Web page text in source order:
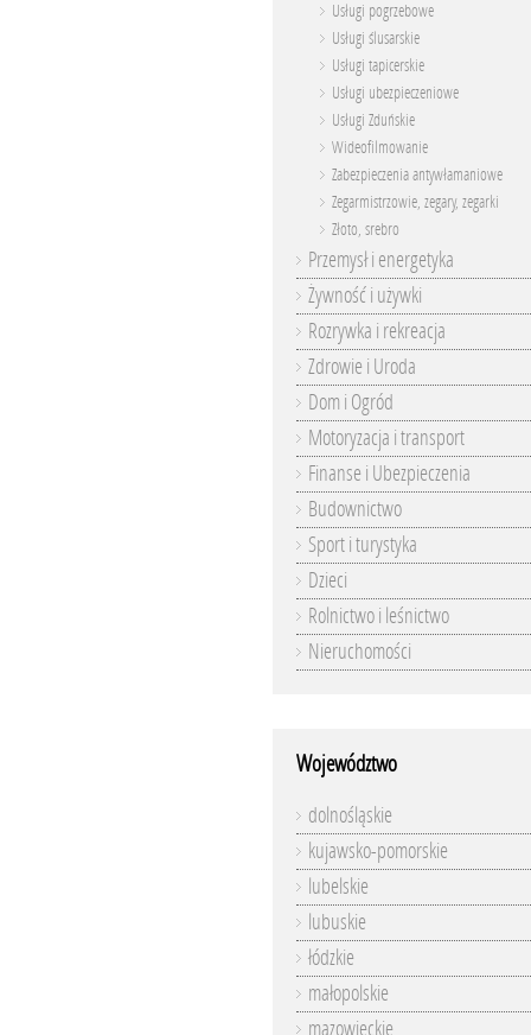
Usługi pogrzebowe
Usługi ślusarskie
Usługi tapicerskie
Usługi ubezpieczeniowe
Usługi Zduńskie
Wideofilmowanie
Zabezpieczenia antywłamaniowe
Zegarmistrzowie, zegary, zegarki
Złoto, srebro
Przemysł i energetyka
Żywność i używki
Rozrywka i rekreacja
Zdrowie i Uroda
Dom i Ogród
Motoryzacja i transport
Finanse i Ubezpieczenia
Budownictwo
Sport i turystyka
Dzieci
Rolnictwo i leśnictwo
Nieruchomości
Województwo
dolnośląskie
kujawsko-pomorskie
lubelskie
lubuskie
łódzkie
małopolskie
mazowieckie